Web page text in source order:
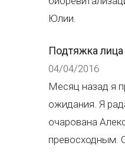
Юлии.
Подтяжка лица
04/04/2016
Месяц назад я
ожидания. Я
очарована
превосходным.